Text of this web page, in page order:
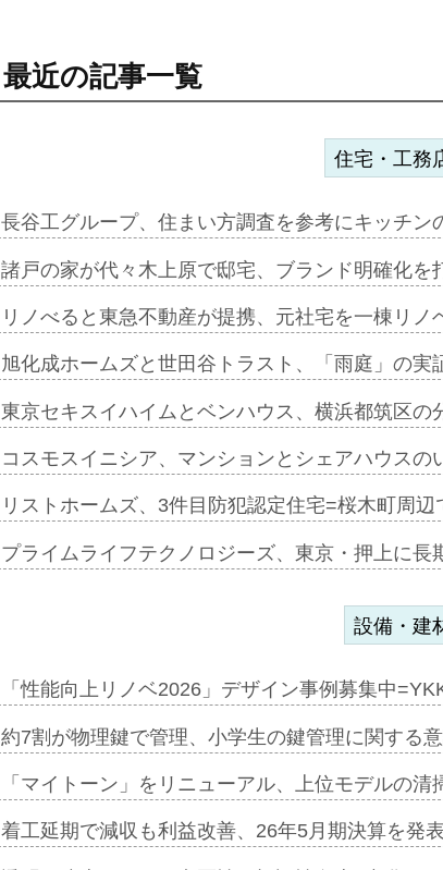
最近の記事一覧
住宅・工務
長谷工グループ、住まい方調査を参考にキッチ
諸戸の家が代々木上原で邸宅、ブランド明確化
リノべると東急不動産が提携、元社宅を一棟リ
旭化成ホームズと世田谷トラスト、「雨庭」の
東京セキスイハイムとベンハウス、横浜都筑区の
コスモスイニシア、マンションとシェアハウス
リストホームズ、3件目防犯認定住宅=桜木町周
プライムライフテクノロジーズ、東京・押上に
設備・建
「性能向上リノベ2026」デザイン事例募集中
約7割が物理鍵で管理、小学生の鍵管理に関する
「マイトーン」をリニューアル、上位モデルの
着工延期で減収も利益改善、26年5月期決算を発